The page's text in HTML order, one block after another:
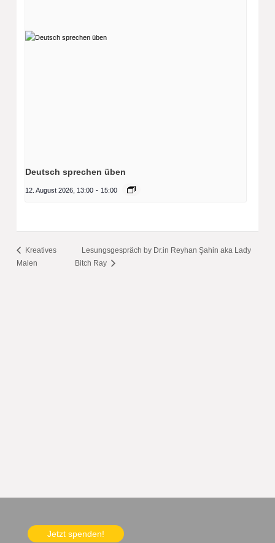
Deutsch sprechen üben
12. August 2026, 13:00 - 15:00
Kreatives
Malen
Lesungsgespräch by Dr.in Reyhan Şahin aka Lady
Bitch Ray
Jetzt spenden!